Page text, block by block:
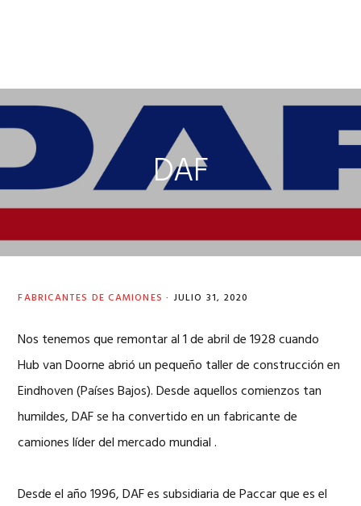
DAF
FABRICANTES DE CAMIONES · JULIO 31, 2020
Nos tenemos que remontar al 1 de abril de 1928 cuando
Hub van Doorne abrió un pequeño taller de construcción en
Eindhoven (Países Bajos). Desde aquellos comienzos tan
humildes, DAF se ha convertido en un fabricante de
camiones líder del mercado mundial .
Desde el año 1996, DAF es subsidiaria de Paccar que es el